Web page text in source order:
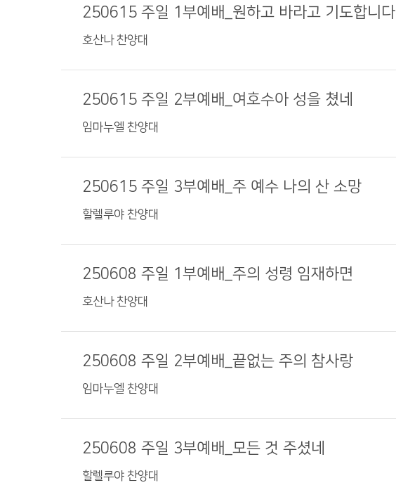
250615 주일 1부예배_원하고 바라고 기도합니다
호산나 찬양대
250615 주일 2부예배_여호수아 성을 쳤네
임마누엘 찬양대
250615 주일 3부예배_주 예수 나의 산 소망
할렐루야 찬양대
250608 주일 1부예배_주의 성령 임재하면
호산나 찬양대
250608 주일 2부예배_끝없는 주의 참사랑
임마누엘 찬양대
250608 주일 3부예배_모든 것 주셨네
할렐루야 찬양대